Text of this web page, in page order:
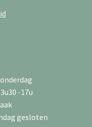
-17u
gesloten